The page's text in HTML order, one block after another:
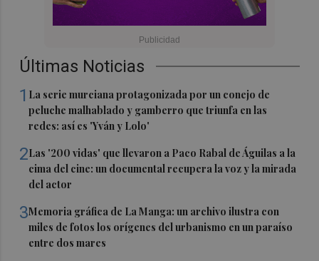
Últimas Noticias
1 La serie murciana protagonizada por un conejo de
peluche malhablado y gamberro que triunfa en las
redes: así es 'Yván y Lolo'
2Las '200 vidas' que llevaron a Paco Rabal de Águilas a la
cima del cine: un documental recupera la voz y la mirada
del actor
3Memoria gráfica de La Manga: un archivo ilustra con
miles de fotos los orígenes del urbanismo en un paraíso
entre dos mares